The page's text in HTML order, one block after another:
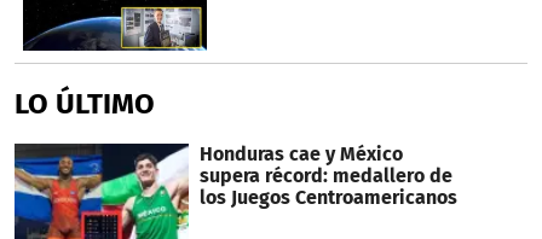
LO ÚLTIMO
Honduras cae y México
supera récord: medallero de
los Juegos Centroamericanos